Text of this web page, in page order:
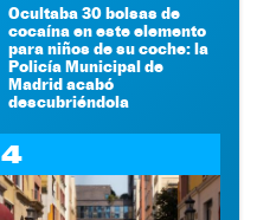
Ocultaba 30 bolsas de
cocaína en este elemento
para niños de su coche: la
Policía Municipal de
Madrid acabó
descubriéndola
4